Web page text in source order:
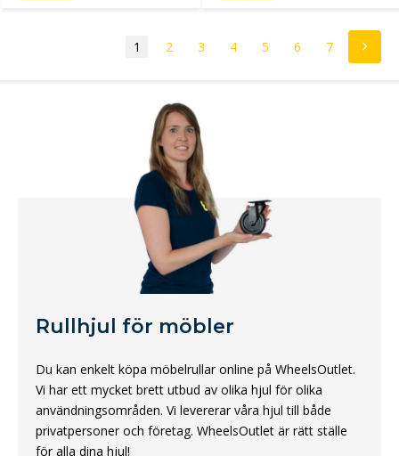
1 2 3 4 5 6 7
Rullhjul för möbler
Du kan enkelt köpa möbelrullar online på WheelsOutlet.
Vi har ett mycket brett utbud av olika hjul för olika
användningsområden. Vi levererar våra hjul till både
privatpersoner och företag. WheelsOutlet är rätt ställe
för alla dina hjul!